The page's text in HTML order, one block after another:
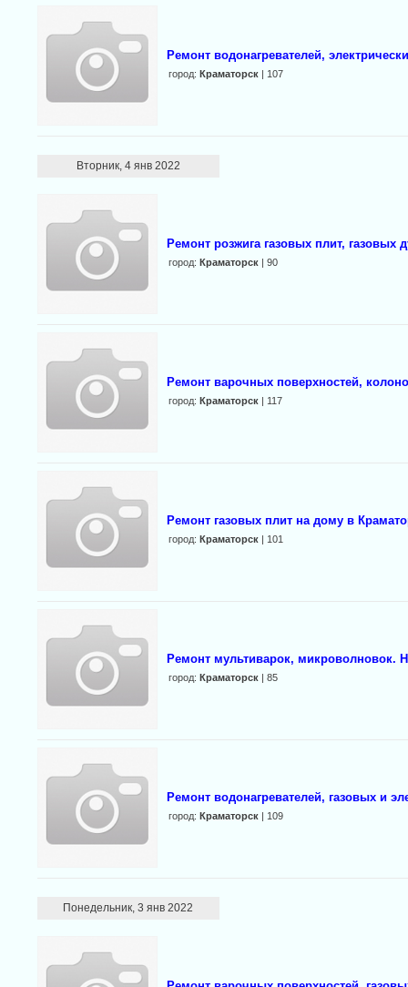
Ремонт водонагревателей,
город: Краматорск| 107
Вторник, 4 янв 2022
Ремонт розжига газовых плит, газовых
город: Краматорск| 90
Ремонт варочных поверхностей,
город: Краматорск| 117
Ремонт газовых плит на дому в
город: Краматорск| 101
Ремонт мультиварок, микроволновок.
город: Краматорск| 85
Ремонт водонагревателей, газовых и
город: Краматорск| 109
Понедельник, 3 янв 2022